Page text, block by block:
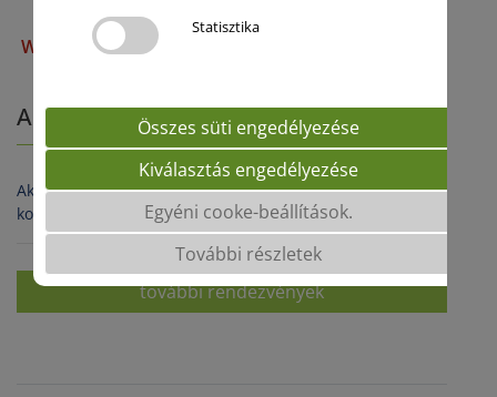
Aktuális rendezvényeink
Aktuális rendezvényeinkről érdeklődjön területi képviselő
kollégáinknál
további rendezvények
WINTERSONNE
Statisztika
Összes süti engedélyezése
Kiválasztás engedélyezése
Egyéni cooke-beállítások.
További részletek